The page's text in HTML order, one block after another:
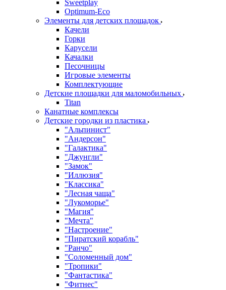
Sweetplay
Оptimum-Еco
Элементы для детских площадок
Качели
Горки
Карусели
Качалки
Песочницы
Игровые элементы
Комплектующие
Детские площадки для маломобильных
Titan
Канатные комплексы
Детские городки из пластика
"Альпинист"
"Андерсон"
"Галактика"
"Джунгли"
"Замок"
"Иллюзия"
"Классика"
"Лесная чаща"
"Лукоморье"
"Магия"
"Мечта"
"Настроение"
"Пиратский корабль"
"Ранчо"
"Соломенный дом"
"Тропики"
"Фантастика"
"Фитнес"